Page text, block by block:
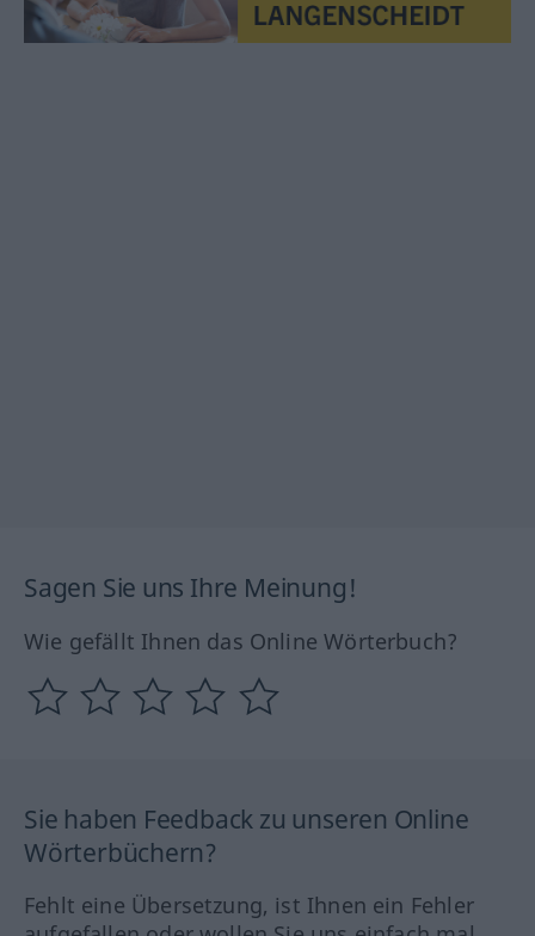
Sagen Sie uns Ihre Meinung!
Wie gefällt Ihnen das Online Wörterbuch?
Sie haben Feedback zu unseren Online
Wörterbüchern?
Fehlt eine Übersetzung, ist Ihnen ein Fehler